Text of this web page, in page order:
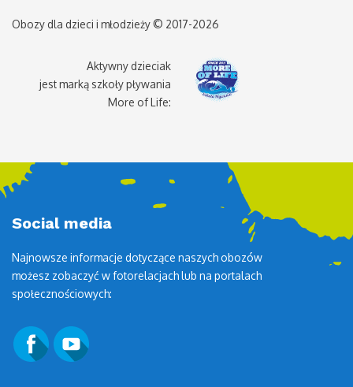
Obozy dla dzieci i młodzieży © 2017-2026
Aktywny dzieciak
jest marką szkoły pływania
More of Life:
Social media
Najnowsze informacje dotyczące naszych obozów
możesz zobaczyć w fotorelacjach lub na portalach
społecznościowych: